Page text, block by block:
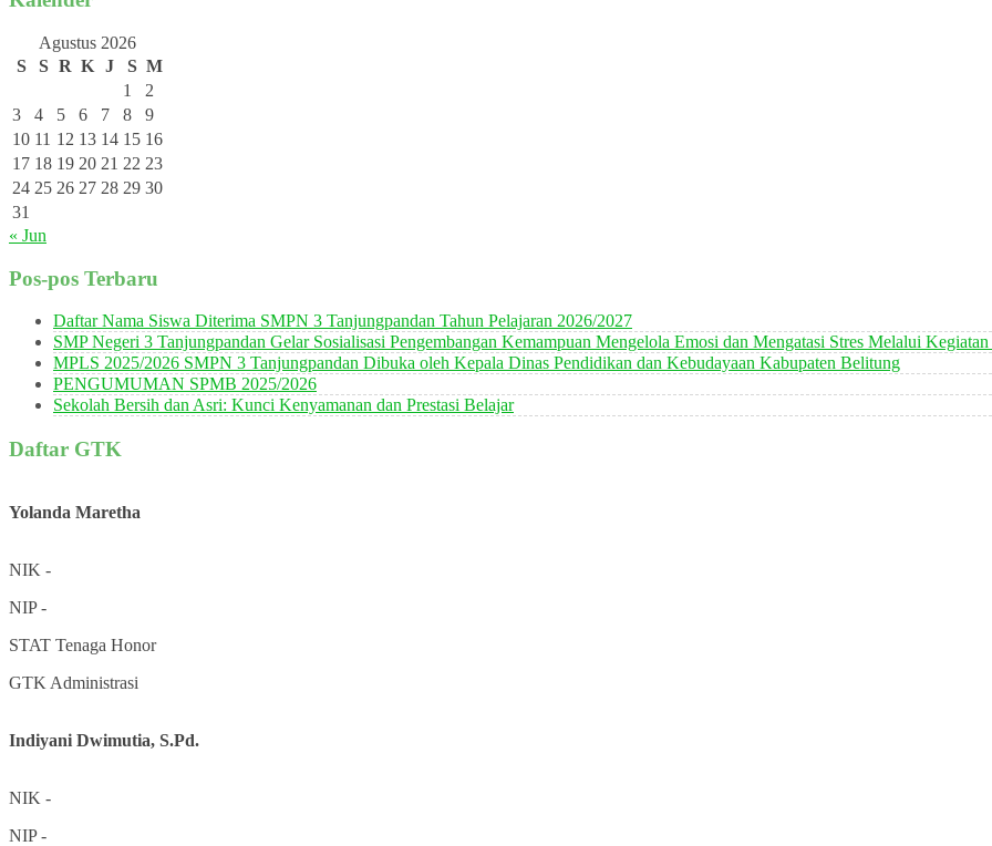
Agustus 2026
S
S R K J S M
1
2
3
4 5 6 7 8
9
10 11 12 13 14 15 16
17 18 19 20 21 22 23
24 25 26 27 28 29 30
31
« Jun
Pos-pos Terbaru
Daftar Nama Siswa Diterima SMPN 3 Tanjungpandan Tahun Pelajaran 2026/2027
SMP Negeri 3 Tanjungpandan Gelar Sosialisasi Pengembangan Kemampuan Mengelola Emosi dan Mengatasi Stres Melalui
MPLS 2025/2026 SMPN 3 Tanjungpandan Dibuka oleh Kepala Dinas Pendidikan dan Kebudayaan Kabupaten Belitung
PENGUMUMAN SPMB 2025/2026
Sekolah Bersih dan Asri: Kunci Kenyamanan dan Prestasi Belajar
Daftar GTK
Yolanda Maretha
NIK -
NIP-
STAT Tenaga Honor
GTK Administrasi
Indiyani Dwimutia, S.Pd.
NIK -
NIP-